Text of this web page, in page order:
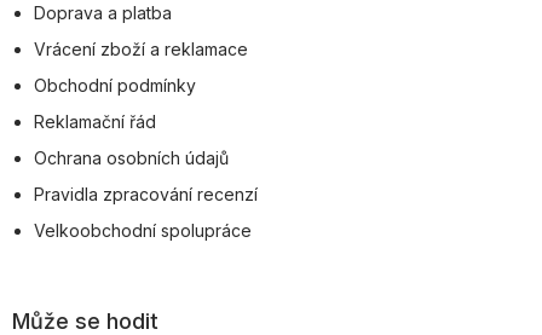
Doprava a platba
Vrácení zboží a reklamace
Obchodní podmínky
Reklamační řád
Ochrana osobních údajů
Pravidla zpracování recenzí
Velkoobchodní spolupráce
Může se hodit